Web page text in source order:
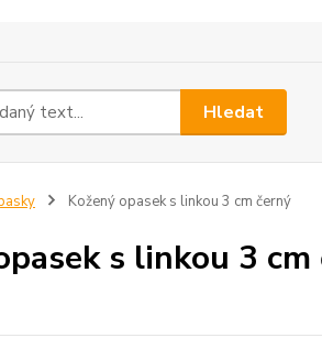
Hledat
Kožený opasek s linkou 3 cm černý
s linkou 3 cm